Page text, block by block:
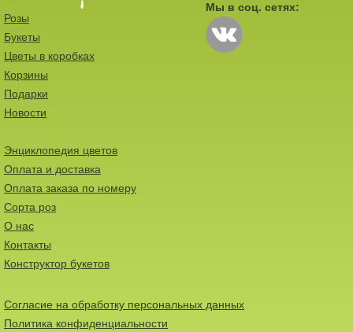
Мы в соц. сетях:
Розы
Букеты
Цветы в коробках
Корзины
Подарки
Новости
Энциклопедия цветов
Оплата и доставка
Оплата заказа по номеру
Сорта роз
О нас
Контакты
Конструктор букетов
Согласие на обработку персональных данных
Политика конфиденциальности